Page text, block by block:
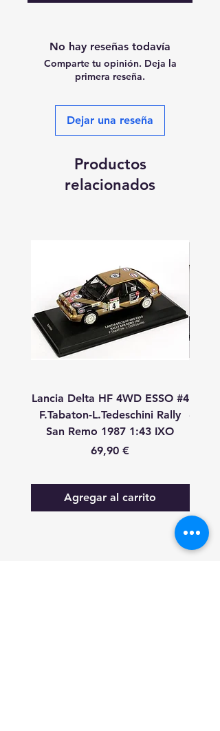
No hay reseñas todavía
Comparte tu opinión. Deja la
primera reseña.
Dejar una reseña
Productos
relacionados
Lancia Delta HF 4WD ESSO #4
F.Tabaton-L.Tedeschini Rally
San Remo 1987 1:43 IXO
Precio
69,90 €
Agregar al carrito
#11